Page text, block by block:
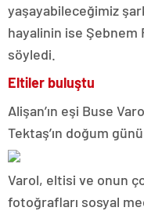
yaşayabileceğimiz
hayalinin ise Şebnem
söyledi.
Eltiler buluştu
Alişan’ın eşi Buse
Tektaş’ın doğum
Varol, eltisi ve onun
fotoğrafları sosyal